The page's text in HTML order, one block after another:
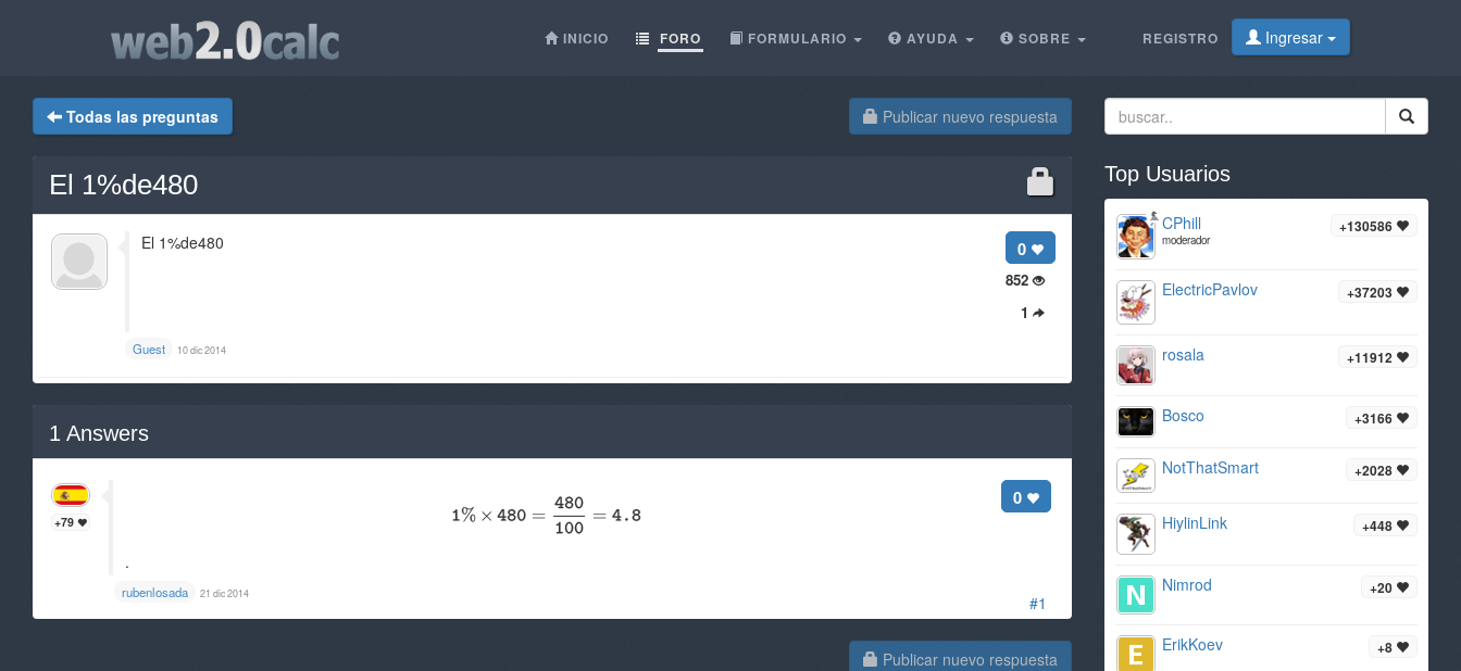
REGISTRO Ingresar
INICIO FORO FORMULARIO AYUDA SOBRE
Publicar nuevo respuesta
Todas las preguntas
El 1%de480
0
852
1
El 1%de480
Guest 10 dic 2014
1 Answers
#1
+79
0
.
rubenlosada 21 dic 2014
Publicar nuevo respuesta
Top Usuarios
+130586
CPhill
moderador
+37203
ElectricPavlov
+11912
rosala
+3166
Bosco
+2028
NotThatSmart
+448
HiylinLink
+20
Nimrod
+8
ErikKoev